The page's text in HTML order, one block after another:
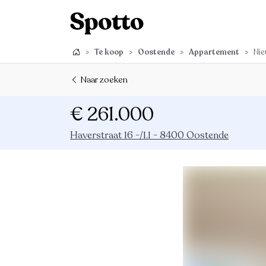
> Te koop > Oostende > Appartement >
Naar zoeken
€ 261.000
Haverstraat 16 -/1.1 - 8400 Oostende